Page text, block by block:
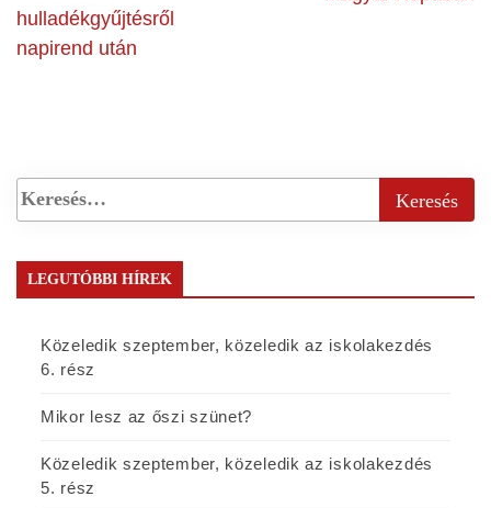
hulladékgyűjtésről
napirend után
LEGUTÓBBI HÍREK
Közeledik szeptember, közeledik az iskolakezdés
6. rész
Mikor lesz az őszi szünet?
Közeledik szeptember, közeledik az iskolakezdés
5. rész